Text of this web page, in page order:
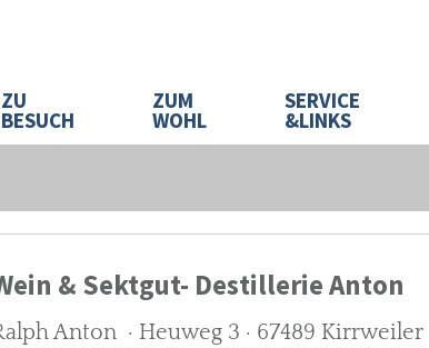
ZU
BESUCH
ZUM
WOHL
SERVICE
&LINKS
& Sektgut- Destillerie Anton
Anton · Heuweg 3 · 67489 Kirrweiler